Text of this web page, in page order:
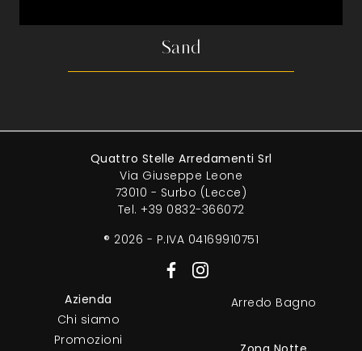
Sand
Quattro Stelle Arredamenti Srl
Via Giuseppe Leone
73010 - Surbo (Lecce)
Tel. +39 0832-366072
® 2026 - P.IVA 04169910751
Azienda
Chi siamo
Promozioni
Arredo Bagno